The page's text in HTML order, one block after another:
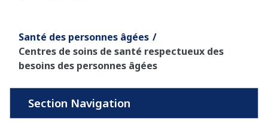
Santé des personnes âgées
Centres de soins de santé respectueux des
besoins des personnes âgées